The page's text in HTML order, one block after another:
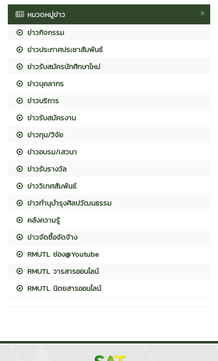
หมวดหมู่ข่าว
ข่าวกิจกรรม
ข่าวประกาศประชาสัมพันธ์
ข่าวรับสมัครนักศึกษาใหม่
ข่าวบุคลากร
ข่าวบริการ
ข่าวรับสมัครงาน
ข่าวทุน/วิจัย
ข่าวอบรม/เสวนา
ข่าวรับรางวัล
ข่าววิเทศสัมพันธ์
ข่าวทำนุบำรุงศิลปวัฒนธรรม
คลังความรู้
ข่าวจัดซื้อจัดจ้าง
RMUTL ช่อง@Youtube
RMUTL วารสารออนไลน์
RMUTL นิตยสารออนไลน์